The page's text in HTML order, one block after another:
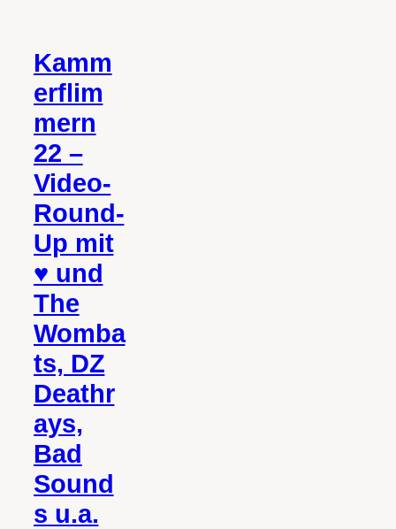
Kamm
erflim
mern
22 –
Video-
Round-
Up mit
♥ und
The
Womba
ts, DZ
Deathr
ays,
Bad
Sound
s u.a.